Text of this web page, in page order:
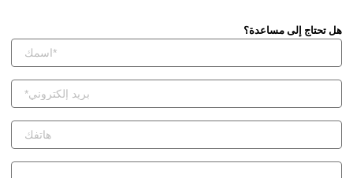
هل تحتاج إلى مساعدة؟